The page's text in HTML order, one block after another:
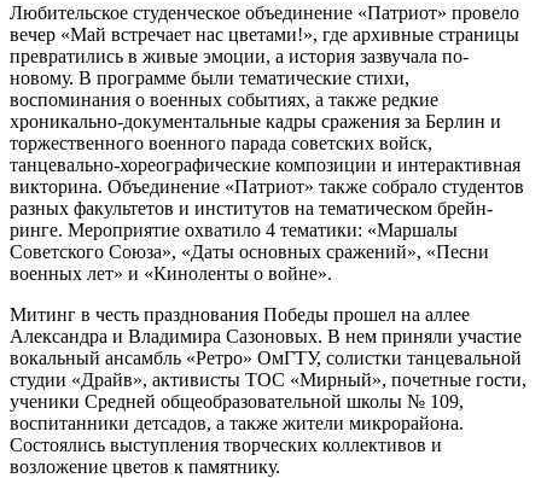
Любительское студенческое объединение «Патриот» провело
вечер «Май встречает нас цветами!», где архивные страницы
превратились в живые эмоции, а история зазвучала по-
новому. В программе были тематические стихи,
воспоминания о военных событиях, а также редкие
хроникально-документальные кадры сражения за Берлин и
торжественного военного парада советских войск,
танцевально-хореографические композиции и интерактивная
викторина. Объединение «Патриот» также собрало студентов
разных факультетов и институтов на тематическом брейн-
ринге. Мероприятие охватило 4 тематики: «Маршалы
Советского Союза», «Даты основных сражений», «Песни
военных лет» и «Киноленты о войне».
Митинг в честь празднования Победы прошел на аллее
Александра и Владимира Сазоновых. В нем приняли участие
вокальный ансамбль «Ретро» ОмГТУ, солистки танцевальной
студии «Драйв», активисты ТОС «Мирный», почетные гости,
ученики Средней общеобразовательной школы № 109,
воспитанники детсадов, а также жители микрорайона.
Состоялись выступления творческих коллективов и
возложение цветов к памятнику.